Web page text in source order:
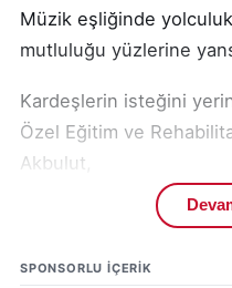
Müzik eşliğinde
mutluluğu yüzlerine
Kardeşlerin isteğini
Özel Eğitim ve
Akbulut,
"İlçemizde üç fiziksel
istedi. Bizler de Togg
SPONSORLU IÇERIK